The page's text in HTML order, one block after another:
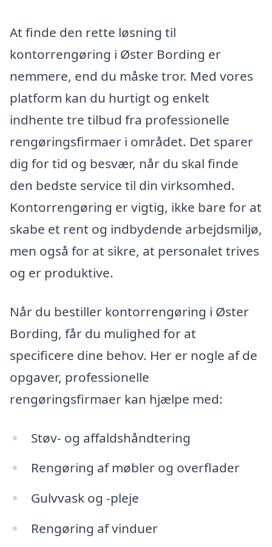
At finde den rette løsning til
kontorrengøring i Øster Bording er
nemmere, end du måske tror. Med vores
platform kan du hurtigt og enkelt
indhente tre tilbud fra professionelle
rengøringsfirmaer i området. Det sparer
dig for tid og besvær, når du skal finde
den bedste service til din virksomhed.
Kontorrengøring er vigtig, ikke bare for at
skabe et rent og indbydende arbejdsmiljø,
men også for at sikre, at personalet trives
og er produktive.
Når du bestiller kontorrengøring i Øster
Bording, får du mulighed for at
specificere dine behov. Her er nogle af de
opgaver, professionelle
rengøringsfirmaer kan hjælpe med:
Støv- og affaldshåndtering
Rengøring af møbler og overflader
Gulvvask og -pleje
Rengøring af vinduer